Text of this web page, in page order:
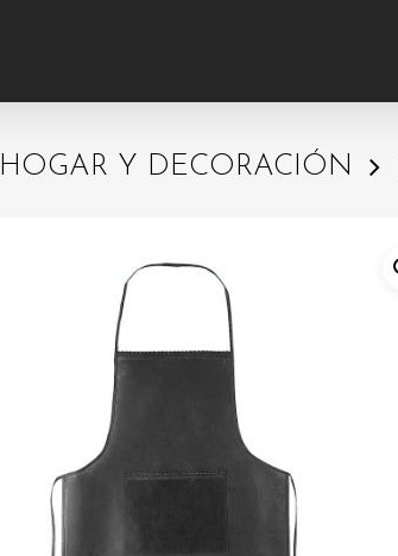
HOGAR Y DECORACIÓN